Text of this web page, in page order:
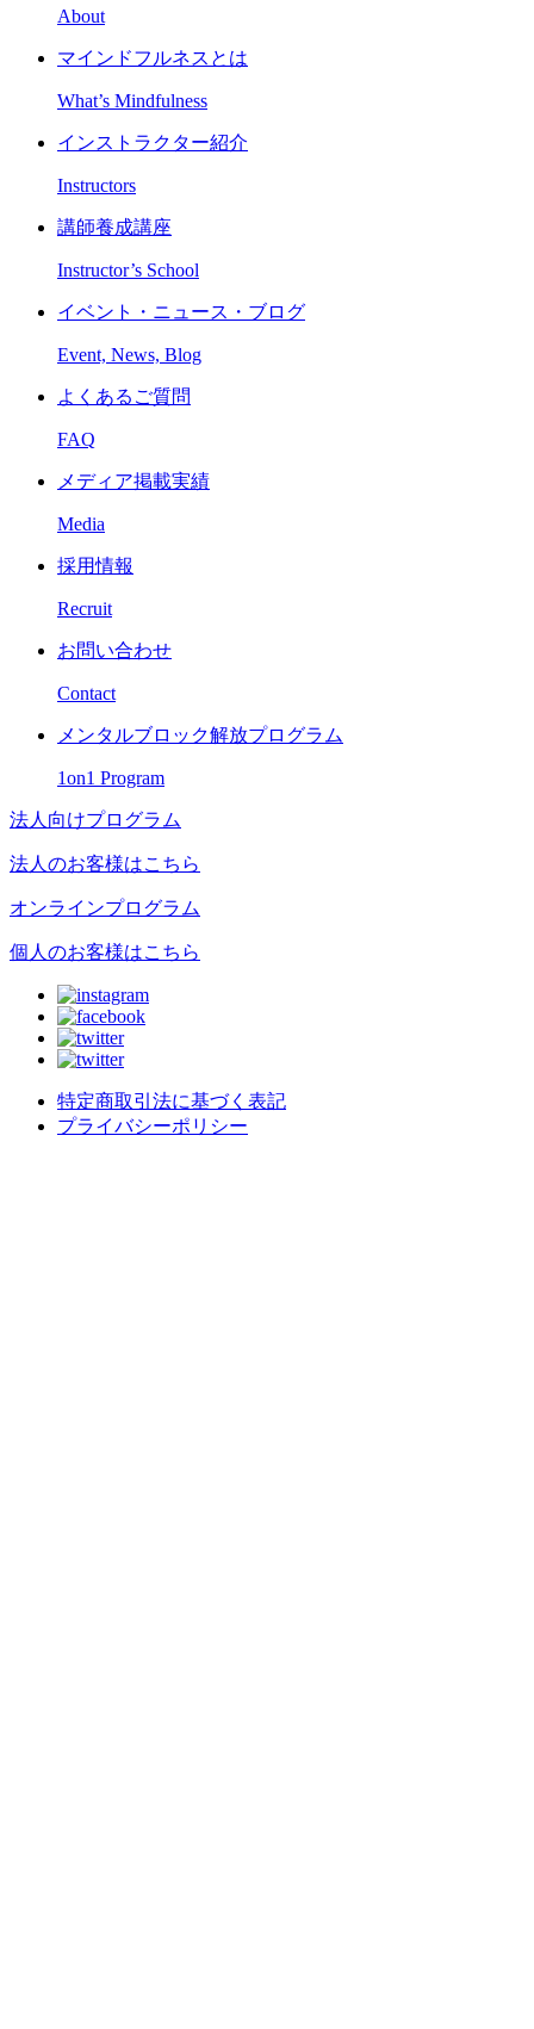
About
マインドフルネスとは
What’s Mindfulness
インストラクター紹介
Instructors
講師養成講座
Instructor’s School
イベント・ニュース・ブログ
Event, News, Blog
よくあるご質問
FAQ
メディア掲載実績
Media
採用情報
Recruit
お問い合わせ
Contact
メンタルブロック解放プログラム
1on1 Program
法人向けプログラム
法人のお客様はこちら
オンラインプログラム
個人のお客様はこちら
特定商取引法に基づく表記
プライバシーポリシー